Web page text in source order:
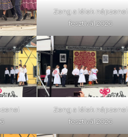
Zeng a lélek népzenei
fesztivál 2026
Zeng a lélek népzenei
fesztivál 2026